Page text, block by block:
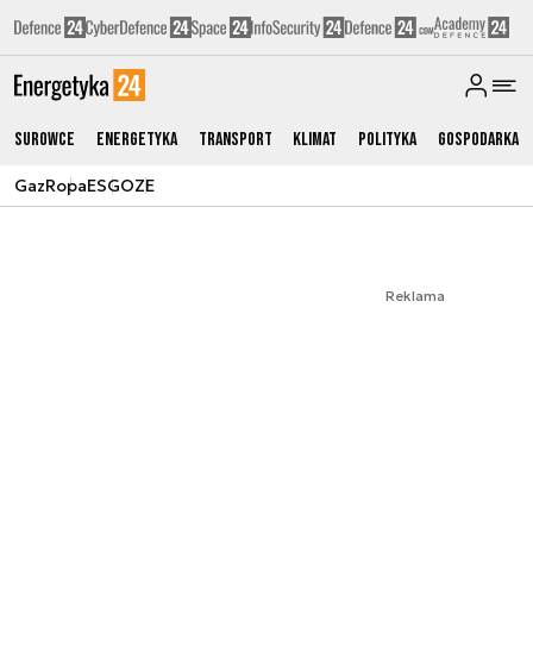
Surowce Energetyka Transport Klimat Polityka Gospodarka
GazRopaESGOZE
Reklama